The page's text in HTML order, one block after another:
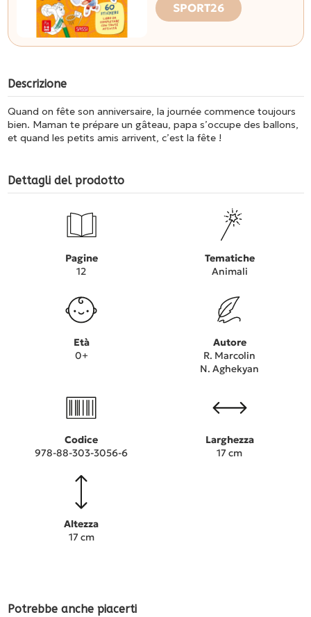
SPORT26
Descrizione
Quand on fête son anniversaire, la journée commence toujours
bien. Maman te prépare un gâteau, papa s’occupe des ballons,
et quand les petits amis arrivent, c’est la fête !
Dettagli del prodotto
Pagine
12
Tematiche
Animali
Età
0+
Autore
R. Marcolin
N. Aghekyan
Codice
978-88-303-3056-6
Larghezza
17 cm
Altezza
17 cm
Potrebbe anche piacerti